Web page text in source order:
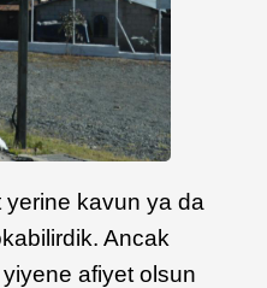
yerine kavun ya da
Ancak
afiyet olsun